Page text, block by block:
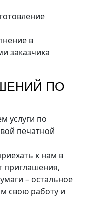
в
заказчика
ПО
услуги по
печатной
к нам в
приглашения,
– остальное
свою работу и